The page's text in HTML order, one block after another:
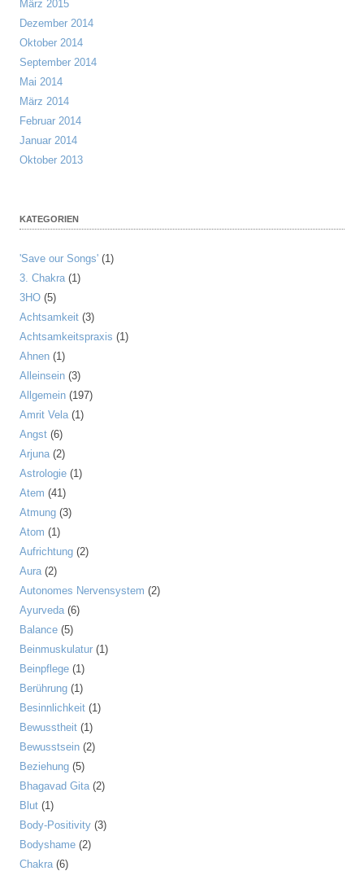
März 2015
Dezember 2014
Oktober 2014
September 2014
Mai 2014
März 2014
Februar 2014
Januar 2014
Oktober 2013
KATEGORIEN
'Save our Songs' (1)
3. Chakra(1)
3HO (5)
Achtsamkeit (3)
Achtsamkeitspraxis (1)
Ahnen (1)
Alleinsein (3)
Allgemein (197)
Amrit Vela(1)
Angst (6)
Arjuna(2)
Astrologie (1)
Atem (41)
Atmung (3)
Atom (1)
Aufrichtung (2)
Aura(2)
Autonomes Nervensystem (2)
Ayurveda(6)
Balance (5)
Beinmuskulatur (1)
Beinpflege (1)
Berührung (1)
Besinnlichkeit (1)
Bewusstheit (1)
Bewusstsein (2)
Beziehung (5)
Bhagavad Gita(2)
Blut (1)
Body-Positivity (3)
Bodyshame (2)
Chakra(6)